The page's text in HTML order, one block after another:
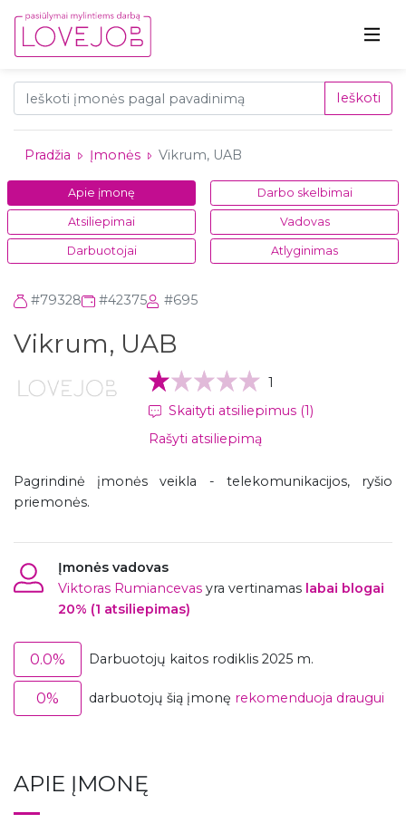
Ieškoti
Pradžia Įmonės Vikrum, UAB
Apie įmonę Darbo skelbimai
Atsiliepimai Vadovas
Darbuotojai Atlyginimas
#79328 #42375 #695
Vikrum, UAB
1
Skaityti atsiliepimus (1)
Rašyti atsiliepimą
Pagrindinė įmonės veikla - telekomunikacijos, ryšio
priemonės.
Įmonės vadovas
Viktoras Rumiancevasyra vertinamas labai blogai
20% (1 atsiliepimas)
0.0% Darbuotojų kaitos rodiklis 2025 m.
0% darbuotojų šią įmonę rekomenduoja draugui
APIE ĮMONĘ